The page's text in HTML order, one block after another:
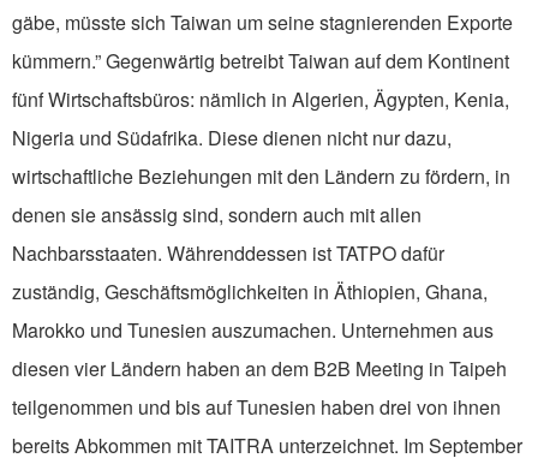
gäbe, müsste sich Taiwan um seine stagnierenden Exporte
kümmern.” Gegenwärtig betreibt Taiwan auf dem Kontinent
fünf Wirtschaftsbüros: nämlich in Algerien, Ägypten, Kenia,
Nigeria und Südafrika. Diese dienen nicht nur dazu,
wirtschaftliche Beziehungen mit den Ländern zu fördern, in
denen sie ansässig sind, sondern auch mit allen
Nachbarsstaaten. Währenddessen ist TATPO dafür
zuständig, Geschäftsmöglichkeiten in Äthiopien, Ghana,
Marokko und Tunesien auszumachen. Unternehmen aus
diesen vier Ländern haben an dem B2B Meeting in Taipeh
teilgenommen und bis auf Tunesien haben drei von ihnen
bereits Abkommen mit TAITRA unterzeichnet. Im September